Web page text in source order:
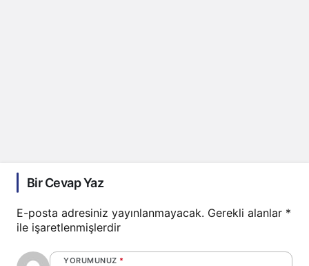
Bir Cevap Yaz
E-posta adresiniz yayınlanmayacak. Gerekli alanlar *
ile işaretlenmişlerdir
YORUMUNUZ *